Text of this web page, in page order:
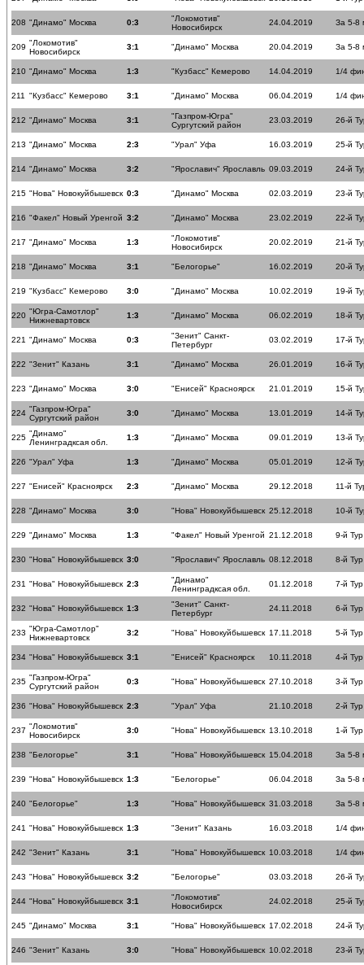
208 "Динамо" Москва 0:3
"Локомотив"
Новосибирск
24.04.2019 За 5-8
209 "Локомотив"
Новосибирск
3:1 "Динамо" Москва 20.04.2019 За 5-8
210 "Динамо" Москва 1:3 "Кузбасс" Кемерово 14.04.2019 1/4
211 "Кузбасс" Кемерово 3:1 "Динамо" Москва 06.04.2019 1/4
212 "Динамо" Москва 3:1
"Газпром-Югра"
Сургутский район
23.03.2019 26-й
213 "Динамо" Москва 2:3 "Урал" Уфа 16.03.2019 25-й
214 "Динамо" Москва 3:2 "Ярославич" Ярославль 09.03.2019 24-й
215 "Нова" Новокуйбышевск 0:3 "Динамо" Москва 02.03.2019 23-й
216 "Факел" Новый Уренгой 3:2 "Динамо" Москва 23.02.2019 22-й
217 "Динамо" Москва 1:3
"Локомотив"
Новосибирск
20.02.2019 21-й
218 "Динамо" Москва 3:1 "Белогорье" 16.02.2019 20-й
219 "Кузбасс" Кемерово 3:0 "Динамо" Москва 10.02.2019 19-й
220 "Югра-Самотлор"
Нижневартовск
1:3 "Динамо" Москва 06.02.2019 18-й
221 "Динамо" Москва 0:3
"Зенит" Санкт-
Петербург
03.02.2019 17-й
222 "Зенит" Казань 3:1 "Динамо" Москва 26.01.2019 16-й
223 "Динамо" Москва 3:0 "Енисей" Красноярск 21.01.2019 15-й
224 "Газпром-Югра"
Сургутский район
3:0 "Динамо" Москва 13.01.2019 14-й
225 "Динамо"
Ленинградксая обл.
1:3 "Динамо" Москва 09.01.2019 13-й
226 "Урал" Уфа 1:3 "Динамо" Москва 05.01.2019 12-й
227 "Енисей" Красноярск 2:3 "Динамо" Москва 29.12.2018 11-й
228 "Динамо" Москва 3:0 "Нова" Новокуйбышевск 25.12.2018 10-й
229 "Динамо" Москва 1:3 "Факел" Новый Уренгой 21.12.2018 9-й Тур
230 "Нова" Новокуйбышевск 3:0 "Ярославич" Ярославль 08.12.2018 8-й Тур
231 "Нова" Новокуйбышевск 2:3
"Динамо"
Ленинградксая обл.
01.12.2018 7-й Тур
232 "Нова" Новокуйбышевск 1:3
"Зенит" Санкт-
Петербург
24.11.2018 6-й Тур
233 "Югра-Самотлор"
Нижневартовск
3:2 "Нова" Новокуйбышевск 17.11.2018 5-й Тур
234 "Нова" Новокуйбышевск 3:1 "Енисей" Красноярск 10.11.2018 4-й Тур
235 "Газпром-Югра"
Сургутский район
0:3 "Нова" Новокуйбышевск 27.10.2018 3-й Тур
236 "Нова" Новокуйбышевск 2:3 "Урал" Уфа 21.10.2018 2-й Тур
237 "Локомотив"
Новосибирск
3:0 "Нова" Новокуйбышевск 13.10.2018 1-й Тур
238 "Белогорье" 3:1 "Нова" Новокуйбышевск 15.04.2018 За 5-8
239 "Нова" Новокуйбышевск 1:3 "Белогорье" 06.04.2018 За 5-8
240 "Белогорье" 1:3 "Нова" Новокуйбышевск 31.03.2018 За 5-8
241 "Нова" Новокуйбышевск 1:3 "Зенит" Казань 16.03.2018 1/4
242 "Зенит" Казань 3:1 "Нова" Новокуйбышевск 10.03.2018 1/4
243 "Нова" Новокуйбышевск 3:2 "Белогорье" 03.03.2018 26-й
244 "Нова" Новокуйбышевск 3:1
"Локомотив"
Новосибирск
24.02.2018 25-й
245 "Динамо" Москва 3:1 "Нова" Новокуйбышевск 17.02.2018 24-й
246 "Зенит" Казань 3:0 "Нова" Новокуйбышевск 10.02.2018 23-й